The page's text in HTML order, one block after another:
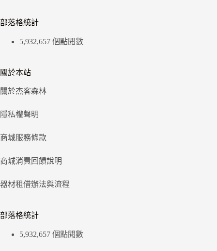
部落格統計
5,932,657 個點閱數
關於本站
關於杰客森林
隱私權聲明
商城服務條款
商城消費回饋說明
器材租借辦法與流程
部落格統計
5,932,657 個點閱數